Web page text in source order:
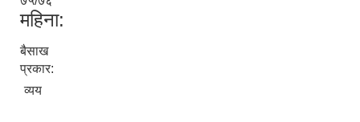
महिना:
बैसाख
प्रकार:
व्यय